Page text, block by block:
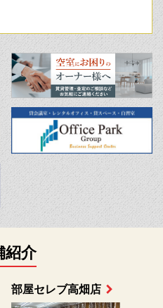
紹介
部屋セレブ中村店